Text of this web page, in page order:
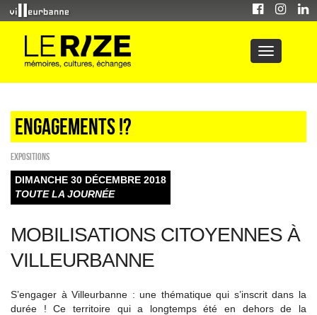
Engagements !?
EXPOSITIONS
DIMANCHE 30 DÉCEMBRE 2018
TOUTE LA JOURNÉE
MOBILISATIONS CITOYENNES À
VILLEURBANNE
S’engager à Villeurbanne : une thématique qui s’inscrit dans la
durée ! Ce territoire qui a longtemps été en dehors de la